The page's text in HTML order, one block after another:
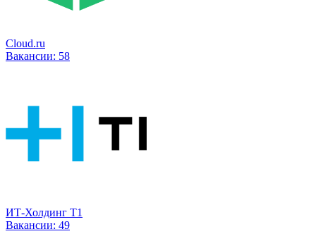
Cloud.ru
Вакансии: 58
ИТ-Холдинг Т1
Вакансии: 49